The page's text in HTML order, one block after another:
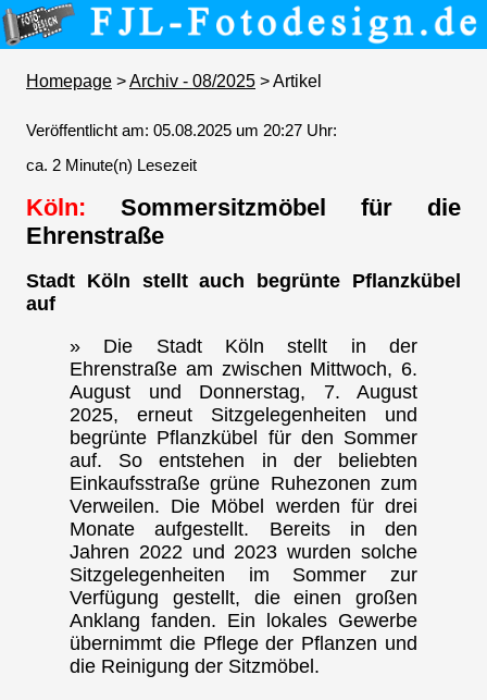
Homepage >Archiv - 08/2025 > Artikel
Veröffentlicht am: 05.08.2025 um 20:27 Uhr:
ca. 2 Minute(n) Lesezeit
Köln: Sommersitzmöbel für die
Ehrenstraße
Stadt Köln stellt auch begrünte Pflanzkübel
auf
» Die Stadt Köln stellt in der
Ehrenstraße am zwischen Mittwoch, 6.
August und Donnerstag, 7. August
2025, erneut Sitzgelegenheiten und
begrünte Pflanzkübel für den Sommer
auf. So entstehen in der beliebten
Einkaufsstraße grüne Ruhezonen zum
Verweilen. Die Möbel werden für drei
Monate aufgestellt. Bereits in den
Jahren 2022 und 2023 wurden solche
Sitzgelegenheiten im Sommer zur
Verfügung gestellt, die einen großen
Anklang fanden. Ein lokales Gewerbe
übernimmt die Pflege der Pflanzen und
die Reinigung der Sitzmöbel.